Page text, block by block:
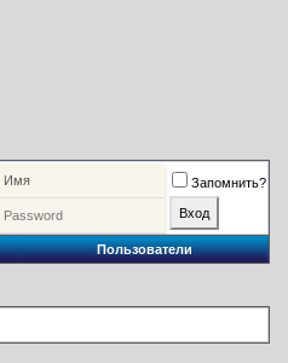
Запомнить?
Пользователи